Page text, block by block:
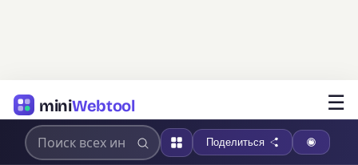
miniWebtool ☰
Поделиться